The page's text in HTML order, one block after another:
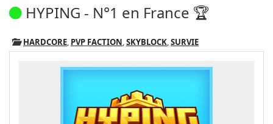
HYPING - N°1 en France 🏆
HARDCORE, PVP FACTION,SKYBLOCK,SURVIE